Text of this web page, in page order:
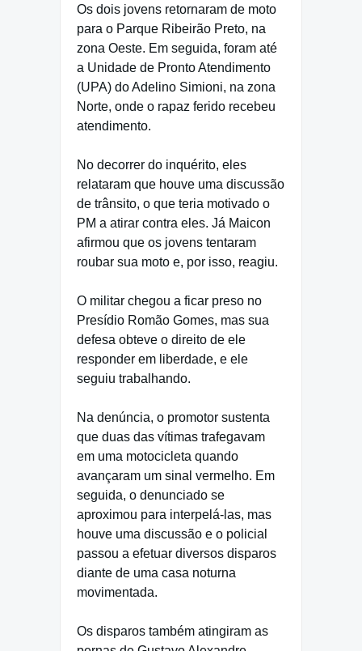
Os dois jovens retornaram de moto
para o Parque Ribeirão Preto, na
zona Oeste. Em seguida, foram até
a Unidade de Pronto Atendimento
(UPA) do Adelino Simioni, na zona
Norte, onde o rapaz ferido recebeu
atendimento.
No decorrer do inquérito, eles
relataram que houve uma discussão
de trânsito, o que teria motivado o
PM a atirar contra eles. Já Maicon
afirmou que os jovens tentaram
roubar sua moto e, por isso, reagiu.
O militar chegou a ficar preso no
Presídio Romão Gomes, mas sua
defesa obteve o direito de ele
responder em liberdade, e ele
seguiu trabalhando.
Na denúncia, o promotor sustenta
que duas das vítimas trafegavam
em uma motocicleta quando
avançaram um sinal vermelho. Em
seguida, o denunciado se
aproximou para interpelá-las, mas
houve uma discussão e o policial
passou a efetuar diversos disparos
diante de uma casa noturna
movimentada.
Os disparos também atingiram as